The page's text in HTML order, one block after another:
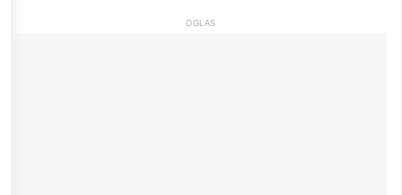
OGLAS